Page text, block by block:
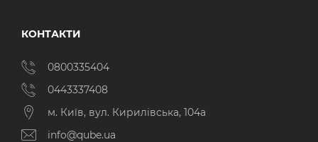
КОНТАКТИ
0800335404
0443337408
м. Київ, вул. Кирилівська, 104а
info@qube.ua